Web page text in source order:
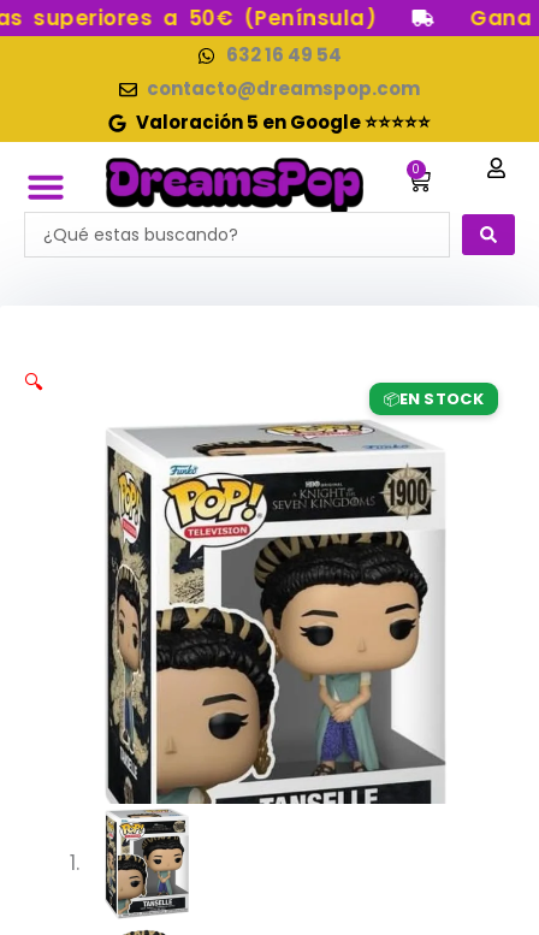
Ir
a 50€ (Península) Gana
632 16 49 54
contacto@dreamspop.com
Valoración 5 en Google ⭐⭐⭐⭐⭐
0
Carrito
Search
...
📦EN STOCK
🔍